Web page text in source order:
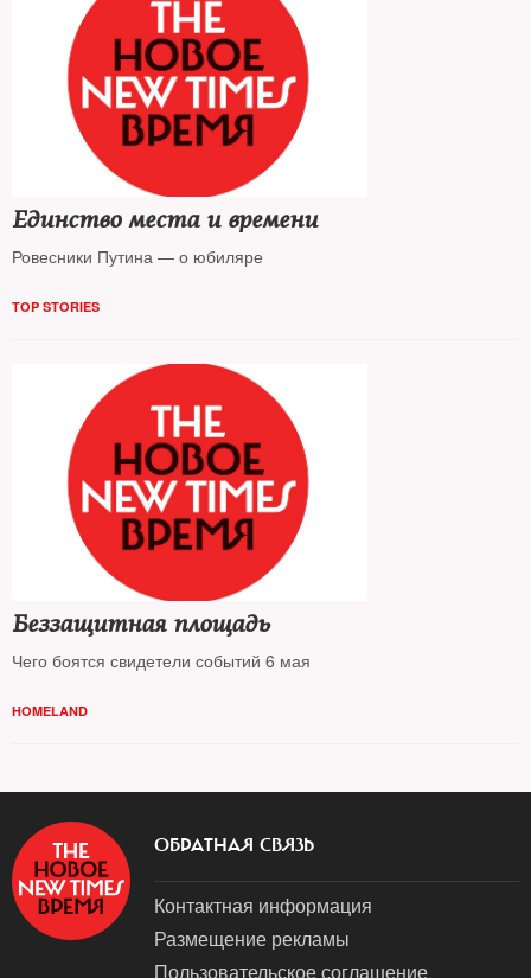
Единство места и времени
Ровесники Путина — о юбиляре
TOP STORIES
Беззащитная площадь
Чего боятся свидетели событий 6 мая
HOMELAND
ОБРАТНАЯ СВЯЗЬ
Контактная информация
Размещение рекламы
Пользовательское соглашение